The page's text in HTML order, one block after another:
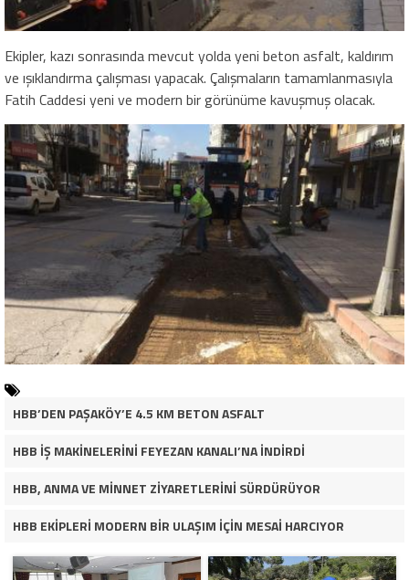
Ekipler, kazı sonrasında mevcut yolda yeni beton asfalt, kaldırım
ve ışıklandırma çalışması yapacak. Çalışmaların tamamlanmasıyla
Fatih Caddesi yeni ve modern bir görünüme kavuşmuş olacak.
HBB’DEN PAŞAKÖY’E 4.5 KM BETON ASFALT
HBB İŞ MAKİNELERİNİ FEYEZAN KANALI’NA İNDİRDİ
HBB, ANMA VE MİNNET ZİYARETLERİNİ SÜRDÜRÜYOR
HBB EKİPLERİ MODERN BİR ULAŞIM İÇİN MESAİ HARCIYOR